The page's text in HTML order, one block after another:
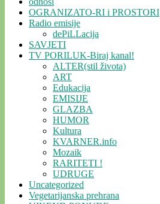
OGRANIZATO-RI i PROSTORI
Radio emisije
dePiLLacija
SAVJETI
TV PORILUK-Biraj kanal!
ALTER(stil života)
ART
Edukacija
EMISIJE
GLAZBA
HUMOR
Kultura
KVARNER.info
Mozaik
RARITETI !
UDRUGE
Uncategorized
Vegetarijanska prehrana